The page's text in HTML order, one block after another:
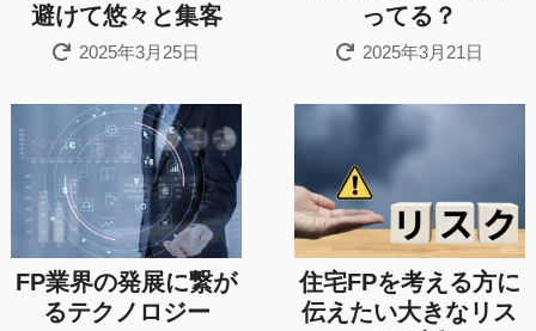
避けて悠々と集客
2025年3月25日
ってる？
2025年3月21日
FP業界の発展に繋が
るテクノロジー
住宅FPを考える方に
伝えたい大きなリス